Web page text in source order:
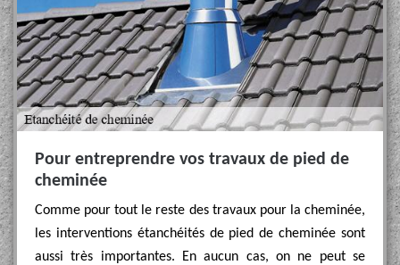
Pour entreprendre vos travaux de pied de
cheminée
Comme pour tout le reste des travaux pour la cheminée,
les interventions étanchéités de pied de cheminée sont
aussi très importantes. En aucun cas, on ne peut se